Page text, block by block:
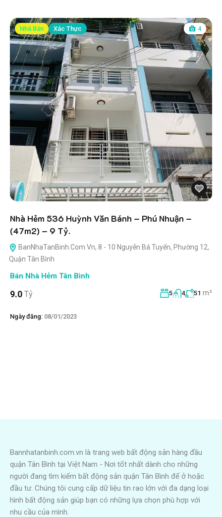
Nhà Bán Xác Thực 4
Nhà Hẻm 536 Huỳnh Văn Bánh – Phú Nhuận –
(47m2) – 9 Tỷ.
BanNhaTanBinh.Com.Vn, 8 - 10 Nguyễn Bá Tuyển, Phường 12,
Quận Tân Bình
Bán Nhà Hẻm Tân Bình
9.0 Tỷ 5 4 51 m²
Ngày đăng: 08/01/2023
Bannhatanbinh.com.vn là trang web bất động sản hàng đầu
quận Tân Bình tại Việt Nam - Nơi tốt nhất dành cho những
người đang tìm kiếm bất động sản quận Tân Bình để ở hoặc
đầu tư. Chúng tôi cung cấp dữ liệu tin rao lớn với đa dạng loại
hình bất động sản giúp bạn có những lựa chọn phù hợp với
nhu cầu của mình.